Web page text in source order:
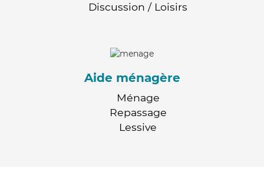
Discussion / Loisirs
Aide ménagère
Ménage
Repassage
Lessive